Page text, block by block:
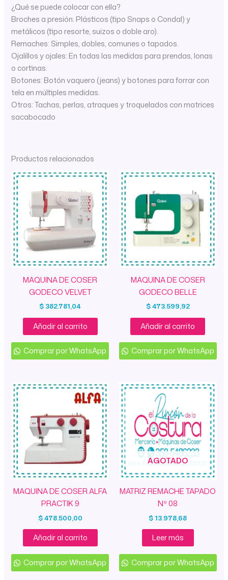
¿Qué se puede colocar con ella?
Broches a presión: Plásticos (tipo Snaps o Condal) y
metálicos (tipo resorte, suizos o doble aro).
Remaches: Simples, dobles, comunes o tapados.
Ojalillos y ojales: En todas las medidas para prendas, lonas
o cortinas.
Botones: Botón vaquero (jeans) y botones para forrar con
tela en múltiples medidas.
Otros: Tachas, perlas, atraques y troquelados con matrices
sacabocado
Productos relacionados
MAQUINA DE COSER
GODECO VELVET
$ 382.781,04
Añadir al carrito
Comprar por WhatsApp
MAQUINA DE COSER
GODECO BELLE
$473.599,92
Añadir al carrito
Comprar por WhatsApp
MAQUINA DE COSER ALFA
PRACTIK 9
$478.500,00
Añadir al carrito
Comprar por WhatsApp
AGOTADO
MATRIZ REMACHE TAPADO
Nº 08
$13.978,68
Leer más
Comprar por WhatsApp